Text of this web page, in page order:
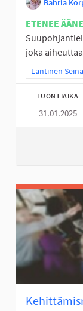
Bahria
ETENEE
joka
Rajaa
Läntinen
LUONTIAIKA
31.01.2025